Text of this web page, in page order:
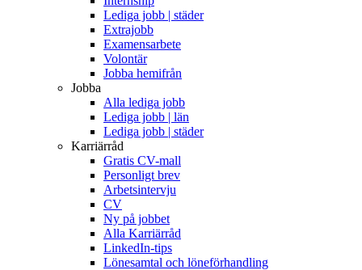
Lediga jobb | städer
Extrajobb
Examensarbete
Volontär
Jobba hemifrån
Jobba
Alla lediga jobb
Lediga jobb | län
Lediga jobb | städer
Karriärråd
Gratis CV-mall
Personligt brev
Arbetsintervju
CV
Ny på jobbet
Alla Karriärråd
LinkedIn-tips
Lönesamtal och löneförhandling